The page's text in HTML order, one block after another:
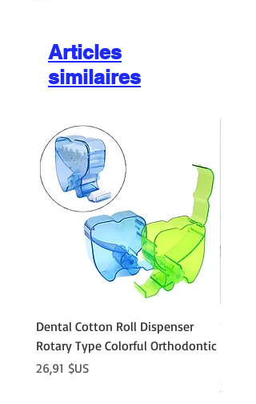
Articles
similaires
Dental Cotton Roll Dispenser
Rotary Type Colorful Orthodontic
Prix
26,91 $US
Prix
21,86